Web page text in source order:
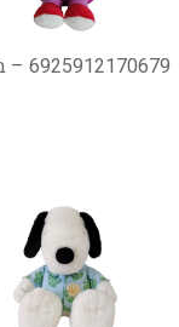
6925912170679 – בובות